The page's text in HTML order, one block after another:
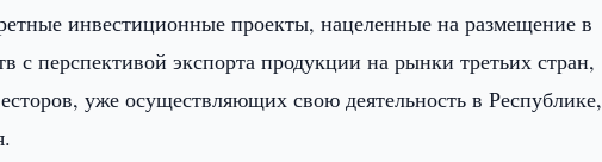
инвестиционные проекты, нацеленные на размещение в
с перспективой экспорта продукции на рынки третьих стран,
уже осуществляющих свою деятельность в Республике,